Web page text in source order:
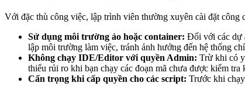
Với đặc thù công việc, lập trình viên thường xuyên cài đặt
Sử dụng môi trường ảo hoặc container: Đối với các dự
lập môi trường làm việc, tránh ảnh hưởng đến hệ thống
Không chạy IDE/Editor với quyền Admin: Trừ khi có
thiểu rủi ro khi bạn chạy các đoạn mã chưa được kiểm tra
Cẩn trọng khi cấp quyền cho các script: Trước khi